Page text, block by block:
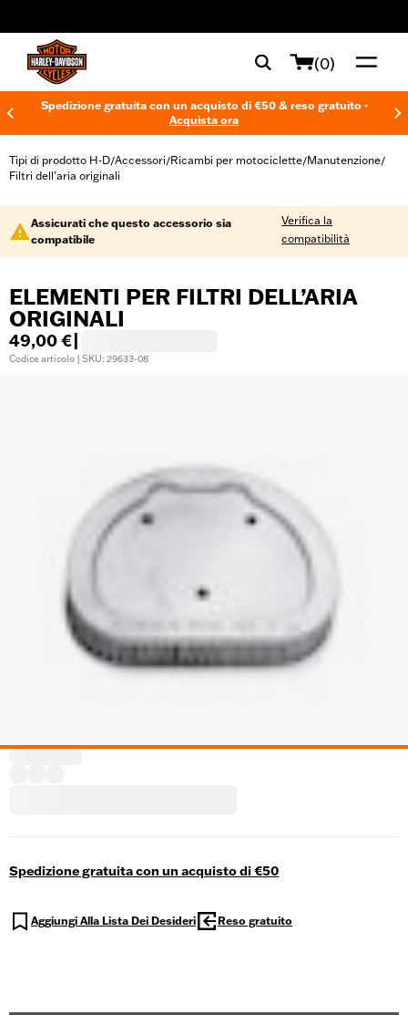
(0)
Spedizione gratuita con un acquisto di €50 & reso gratuito -
Acquista ora
Tipi di prodotto H-D/Accessori/Ricambi per motociclette/Manutenzione/
Filtri dell’aria originali
Assicurati che questo accessorio sia
compatibile
Verifica la
compatibilità
ELEMENTI PER FILTRI DELL’ARIA
ORIGINALI
49,00 €
Codice articolo | SKU: 29633-08
Spedizione gratuita con un acquisto di €50
Aggiungi Alla Lista Dei Desideri Reso gratuito